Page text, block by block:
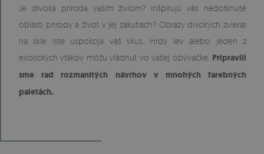
Je divoká príroda vaším živlom? Inšpirujú vás nedotknuté
oblasti prírody a život v jej zákutiach? Obrazy divokých zvierat
na skle iste uspokoja váš vkus. Hrdý lev alebo jeden z
exotických vtákov môžu vládnuť vo vašej obývačke. Pripravili
sme rad rozmanitých návrhov v mnohých farebných
paletách.